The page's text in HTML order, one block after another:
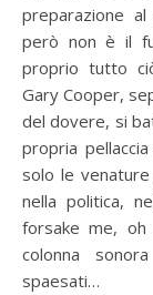
preparazione
però non è il
proprio tutto
Gary Cooper,
del dovere, si
propria
solo le
nella politica,
forsake me,
colonna
spaesati…